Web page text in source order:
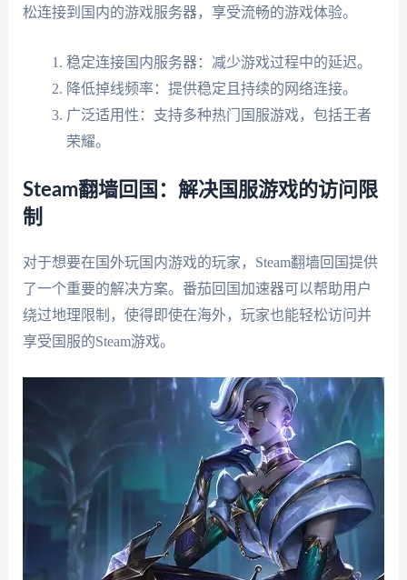
松连接到国内的游戏服务器，享受流畅的游戏体验。
稳定连接国内服务器：减少游戏过程中的延迟。
降低掉线频率：提供稳定且持续的网络连接。
广泛适用性：支持多种热门国服游戏，包括王者
荣耀。
Steam翻墙回国：解决国服游戏的访问限
制
对于想要在国外玩国内游戏的玩家，Steam翻墙回国提供
了一个重要的解决方案。番茄回国加速器可以帮助用户
绕过地理限制，使得即使在海外，玩家也能轻松访问并
享受国服的Steam游戏。